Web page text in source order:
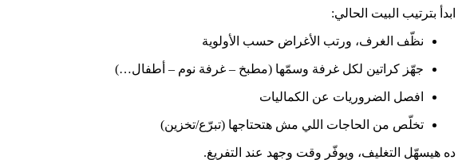
ابدأ بترتيب البيت الحالي:
نظّف الغرف، ورتب الأغراض حسب الأولوية
جهّز كراتين لكل غرفة وسمّها (مطبخ – غرفة نوم – أطفال…)
افصل الضروريات عن الكماليات
تخلّص من الحاجات اللي مش هتحتاجها (تبرّع/تخزين)
ده هيسهّل التغليف، ويوفّر وقت وجهد عند التفريغ.